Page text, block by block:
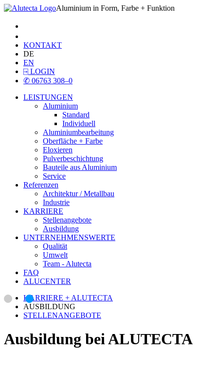
Aluminium in Form, Farbe + Funktion
KONTAKT
DE
EN
⍈ LOGIN
✆ 06763 308–0
LEISTUNGEN
Aluminium
Standard
Individuell
Aluminiumbearbeitung
Oberfläche + Farbe
Eloxieren
Pulverbeschichtung
Bauteile aus Aluminium
Service
Referenzen
Architektur / Metallbau
Industrie
KARRIERE
Stellenangebote
Ausbildung
UNTERNEHMENSWERTE
Qualität
Umwelt
Team - Alutecta
FAQ
ALUCENTER
KARRIERE + ALUTECTA
AUSBILDUNG
STELLENANGEBOTE
Ausbildung bei ALUTECTA